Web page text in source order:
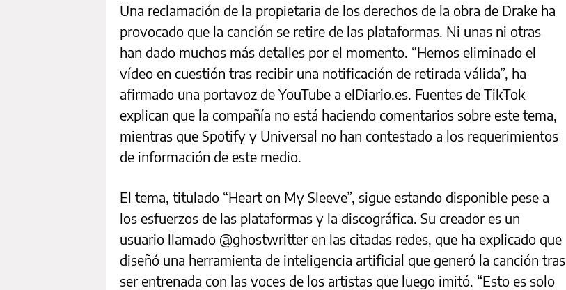
Una reclamación de la propietaria de los derechos de la obra de Drake ha
provocado que la canción se retire de las plataformas. Ni unas ni otras
han dado muchos más detalles por el momento. “Hemos eliminado el
vídeo en cuestión tras recibir una notificación de retirada válida”, ha
afirmado una portavoz de YouTube a elDiario.es. Fuentes de TikTok
explican que la compañía no está haciendo comentarios sobre este tema,
mientras que Spotify y Universal no han contestado a los requerimientos
de información de este medio.
El tema, titulado “Heart on My Sleeve”, sigue estando disponible pese a
los esfuerzos de las plataformas y la discográfica. Su creador es un
usuario llamado @ghostwritter en las citadas redes, que ha explicado que
diseñó una herramienta de inteligencia artificial que generó la canción tras
ser entrenada con las voces de los artistas que luego imitó. “Esto es solo